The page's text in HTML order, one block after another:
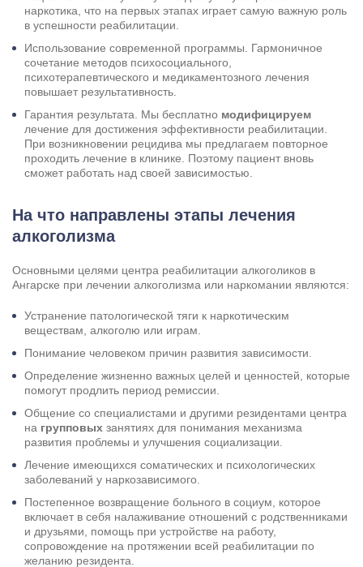
наркотика, что на первых этапах играет самую важную роль
в успешности реабилитации.
Использование современной программы. Гармоничное
сочетание методов психосоциального,
психотерапевтического и медикаментозного лечения
повышает результативность.
Гарантия результата. Мы бесплатно модифицируем
лечение для достижения эффективности реабилитации.
При возникновении рецидива мы предлагаем повторное
проходить лечение в клинике. Поэтому пациент вновь
сможет работать над своей зависимостью.
На что направлены этапы лечения
алкоголизма
Основными целями центра реабилитации алкоголиков в
Ангарске при лечении алкоголизма или наркомании являются:
Устранение патологической тяги к наркотическим
веществам, алкоголю или играм.
Понимание человеком причин развития зависимости.
Определение жизненно важных целей и ценностей, которые
помогут продлить период ремиссии.
Общение со специалистами и другими резидентами центра
на групповых занятиях для понимания механизма
развития проблемы и улучшения социализации.
Лечение имеющихся соматических и психологических
заболеваний у наркозависимого.
Постепенное возвращение больного в социум, которое
включает в себя налаживание отношений с родственниками
и друзьями, помощь при устройстве на работу,
сопровождение на протяжении всей реабилитации по
желанию резидента.